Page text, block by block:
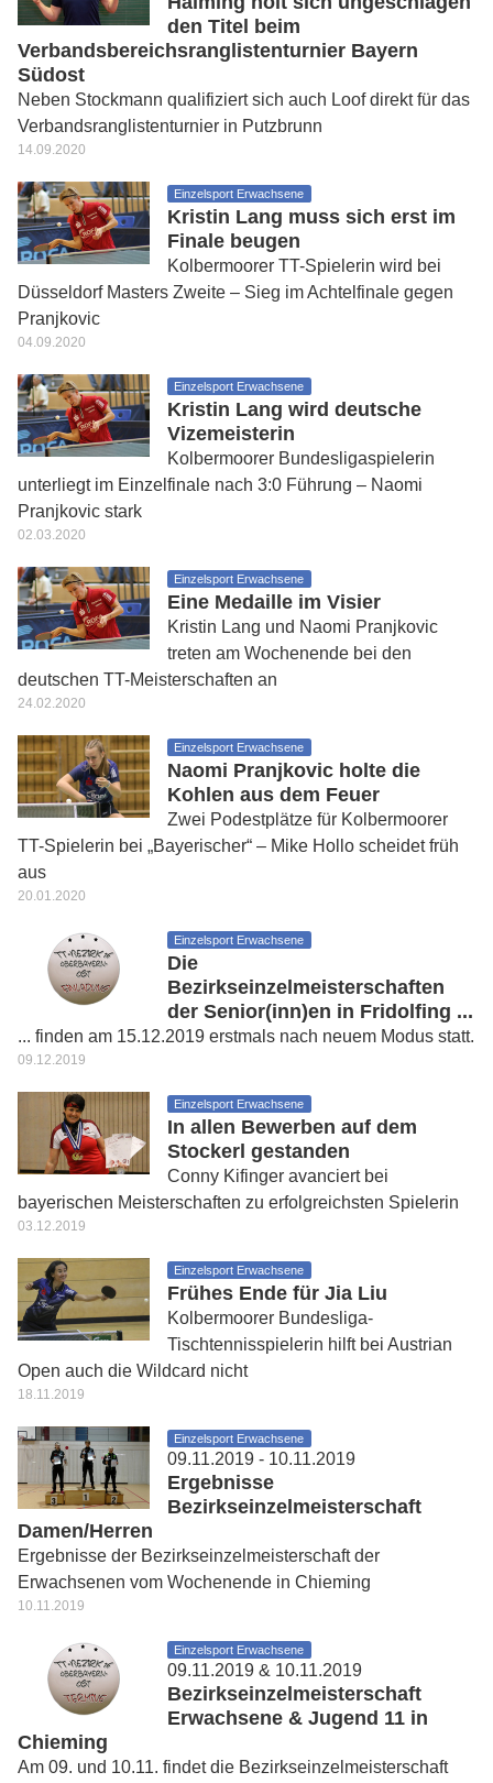
den Titel beim
Verbandsbereichsranglistenturnier Bayern
Südost
Neben Stockmann qualifiziert sich auch Loof direkt für das
Verbandsranglistenturnier in Putzbrunn
14.09.2020
Einzelsport Erwachsene
Kristin Lang muss sich erst im
Finale beugen
Kolbermoorer TT-Spielerin wird bei
Düsseldorf Masters Zweite – Sieg im Achtelfinale gegen
Pranjkovic
04.09.2020
Einzelsport Erwachsene
Kristin Lang wird deutsche
Vizemeisterin
Kolbermoorer Bundesligaspielerin
unterliegt im Einzelfinale nach 3:0 Führung – Naomi
Pranjkovic stark
02.03.2020
Einzelsport Erwachsene
Eine Medaille im Visier
Kristin Lang und Naomi Pranjkovic
treten am Wochenende bei den
deutschen TT-Meisterschaften an
24.02.2020
Einzelsport Erwachsene
Naomi Pranjkovic holte die
Kohlen aus dem Feuer
Zwei Podestplätze für Kolbermoorer
TT-Spielerin bei „Bayerischer“ – Mike Hollo scheidet früh
aus
20.01.2020
Einzelsport Erwachsene
Die
Bezirkseinzelmeisterschaften
der Senior(inn)en in Fridolfing ...
... finden am 15.12.2019 erstmals nach neuem Modus statt.
09.12.2019
Einzelsport Erwachsene
In allen Bewerben auf dem
Stockerl gestanden
Conny Kifinger avanciert bei
bayerischen Meisterschaften zu erfolgreichsten Spielerin
03.12.2019
Einzelsport Erwachsene
Frühes Ende für Jia Liu
Kolbermoorer Bundesliga-
Tischtennisspielerin hilft bei Austrian
Open auch die Wildcard nicht
18.11.2019
Einzelsport Erwachsene
09.11.2019 - 10.11.2019
Ergebnisse
Bezirkseinzelmeisterschaft
Damen/Herren
Ergebnisse der Bezirkseinzelmeisterschaft der
Erwachsenen vom Wochenende in Chieming
10.11.2019
Einzelsport Erwachsene
09.11.2019 & 10.11.2019
Bezirkseinzelmeisterschaft
Erwachsene & Jugend 11 in
Chieming
Am 09. und 10.11. findet die Bezirkseinzelmeisterschaft